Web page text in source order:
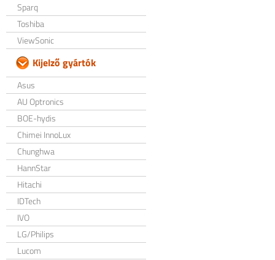
Sparq
Toshiba
ViewSonic
Kijelző gyártók
Asus
AU Optronics
BOE-hydis
Chimei InnoLux
Chunghwa
HannStar
Hitachi
IDTech
IVO
LG/Philips
Lucom